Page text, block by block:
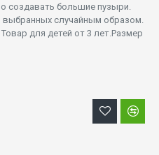
создавать большие пузыри.
выбранных случайным образом.
для детей от 3 лет.Размер